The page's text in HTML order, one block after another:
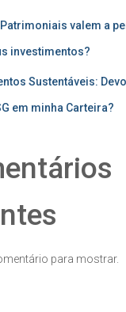
valem a
investimentos?
Sustentáveis: Devo
em minha Carteira?
para mostrar.